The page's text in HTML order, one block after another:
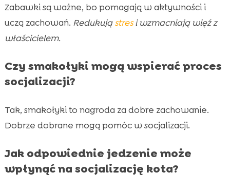
Zabawki są ważne, bo pomagają w aktywności i
uczą zachowań. Redukująstresi wzmacniają więź z
właścicielem.
Czy smakołyki mogą wspierać proces
socjalizacji?
Tak, smakołyki to nagroda za dobre zachowanie.
Dobrze dobrane mogą pomóc w socjalizacji.
Jak odpowiednie jedzenie może
wpłynąć na socjalizację kota?